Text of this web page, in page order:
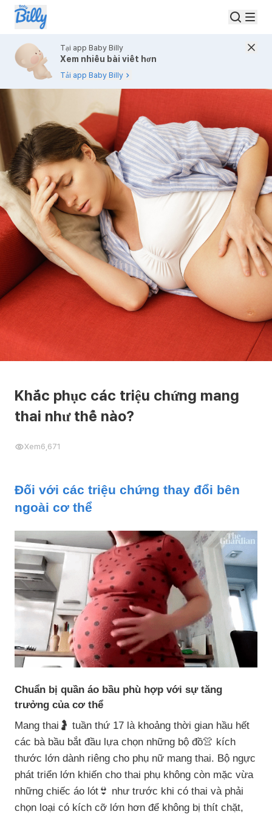
Tại app Baby Billy
Xem nhiều bài viết hơn
Tải app Baby Billy
Khắc phục các triệu chứng mang
thai như thế nào?
Xem6,671
Đối với các triệu chứng thay đổi bên
ngoài cơ thể
Chuẩn bị quần áo bầu phù hợp với sự tăng
trưởng của cơ thể
Mang thai🤰 tuần thứ 17 là khoảng thời gian hầu hết
các bà bầu bắt đầu lựa chọn những bộ đồ👚 kích
thước lớn dành riêng cho phụ nữ mang thai. Bộ ngực
phát triển lớn khiến cho thai phụ không còn mặc vừa
những chiếc áo lót👙 như trước khi có thai và phải
chọn loại có kích cỡ lớn hơn để không bị thít chặt,